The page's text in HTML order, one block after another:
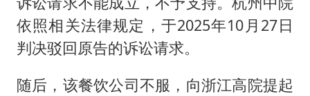
依照相关法律规定，于2025年10月27日
判决驳回原告的诉讼请求。
随后，该餐饮公司不服，向浙江高院提起